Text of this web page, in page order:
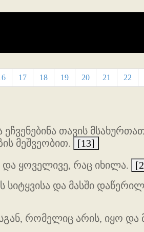
17 18 19 20 21 22
თავის
მეშვეობით.
[13]
და ყოველივე, რაც იხილა.
სიტყვისა და მასში
რომელიც არის, იყო